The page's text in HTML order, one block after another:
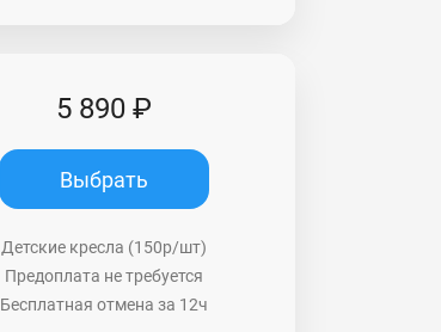
5 890 ₽
Выбрать
Детские кресла (150р/шт)
Предоплата не требуется
Бесплатная отмена за 12ч